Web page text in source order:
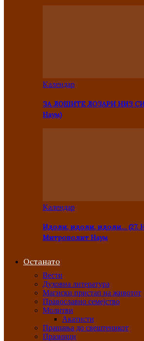
Kалендар
ЗА ЛОШИТЕ ЛОЗАРИ НИЗ
Наум)
Kалендар
Идоли, идоли, идоли… (27.
Митрополит Наум
Останато
Вести
Духовна литература
Магиски пристап на животот
Православно семејство
Молитви
Акатисти
Прашања до свештеникот
Празници